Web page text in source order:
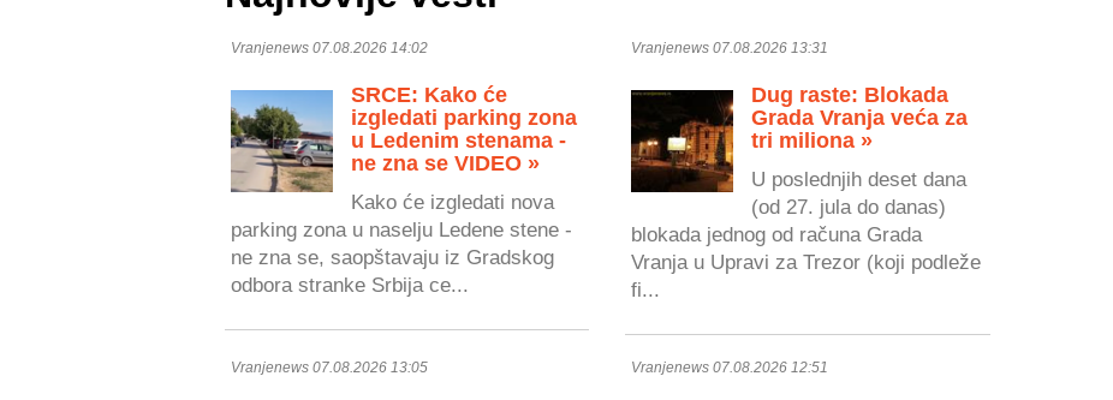
Vranjenews 07.08.2026 14:02
SRCE: Kako će
izgledati parking zona
u Ledenim stenama -
ne zna se VIDEO »
Kako će izgledati nova
parking zona u naselju Ledene stene -
ne zna se, saopštavaju iz Gradskog
odbora stranke Srbija ce...
Vranjenews 07.08.2026 13:31
Dug raste: Blokada
Grada Vranja veća za
tri miliona »
U poslednjih deset dana
(od 27. jula do danas)
blokada jednog od računa Grada
Vranja u Upravi za Trezor (koji podleže
fi...
Vranjenews 07.08.2026 13:05 Vranjenews 07.08.2026 12:51